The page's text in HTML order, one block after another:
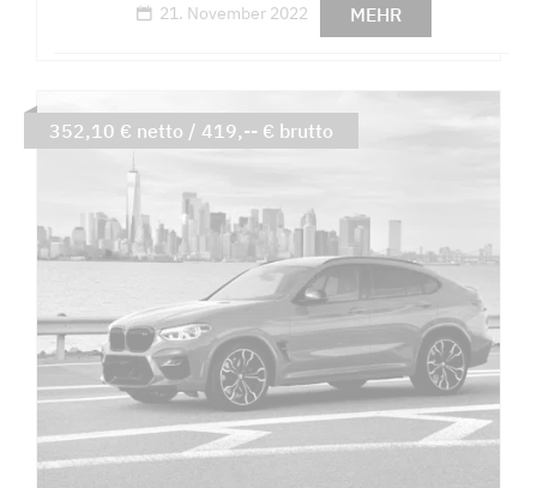
21. November 2022 MEHR
352,10 € netto / 419,-- € brutto